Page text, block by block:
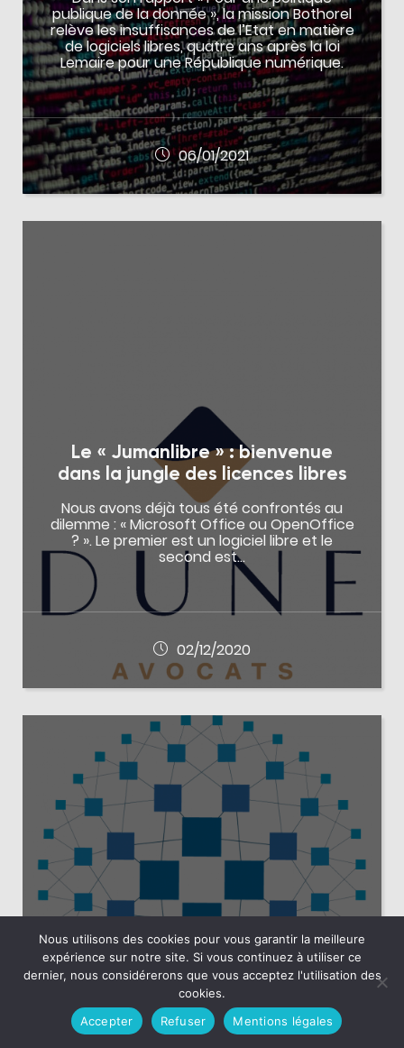
publique de la donnée », la mission Bothorel
relève les insuffisances de l’Etat en matière
de logiciels libres, quatre ans après la loi
Lemaire pour une République numérique.
06/01/2021
Le « Jumanlibre » : bienvenue
dans la jungle des licences libres
Nous avons déjà tous été confrontés au
dilemme : « Microsoft Office ou OpenOffice
? ». Le premier est un logiciel libre et le
second est…
02/12/2020
The History of HAProxy
Aujourd’hui, HAProxy est le load balancer
logiciel le plus rapide et le plus utilisé au
monde. Il est responsable de la haute
disponibilité, de la sécurité et de
l’observabilité de certains des sites web les
Nous utilisons des cookies pour vous garantir la meilleure
expérience sur notre site. Si vous continuez à utiliser ce
dernier, nous considérerons que vous acceptez l'utilisation des
cookies.
Accepter
Refuser Mentions légales